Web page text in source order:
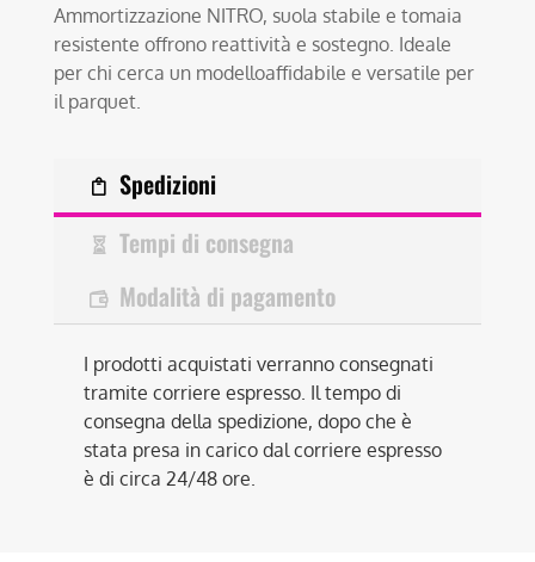
Ammortizzazione NITRO, suola stabile e tomaia
resistente offrono reattività e sostegno. Ideale
per chi cerca un modelloaffidabile e versatile per
il parquet.
Spedizioni
Tempi di consegna
Modalità di pagamento
I prodotti acquistati verranno consegnati
tramite corriere espresso. Il tempo di
consegna della spedizione, dopo che è
stata presa in carico dal corriere espresso
è di circa 24/48 ore.